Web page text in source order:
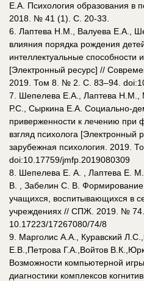
Е.А. Психология образования в
2018. № 41 (1). С. 20-33.
6. Лаптева Н.М., Валуева Е.А.,
влияния порядка рождения
интеллектуальные способности
[Электронный ресурс] //
2019. Том 8. № 2. С. 83–94.
7. Шепелева Е.А., Лаптева Н.М.,
Р.С., Сыркина Е.А. Социально-
приверженности к лечению при
взгляд психолога [Электронный
зарубежная психология. 2019.
doi:10.17759/jmfp.2019080309
8. Шепелева Е. А. , Лаптева Е.
В. , Забелин С. В. Формирование
учащихся, воспитывающихся в
учреждениях // СПЖ. 2019. № 74.
10.17223/17267080/74/8
9. Марголис А.А., Куравский
Е.В.,Петрова Г.А.,Войтов
Возможности компьютерной
диагностики комплексов